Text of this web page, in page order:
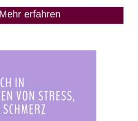
Mehr erfahren